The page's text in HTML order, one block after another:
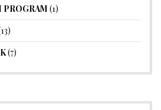
PROGRAM (1)
(7)